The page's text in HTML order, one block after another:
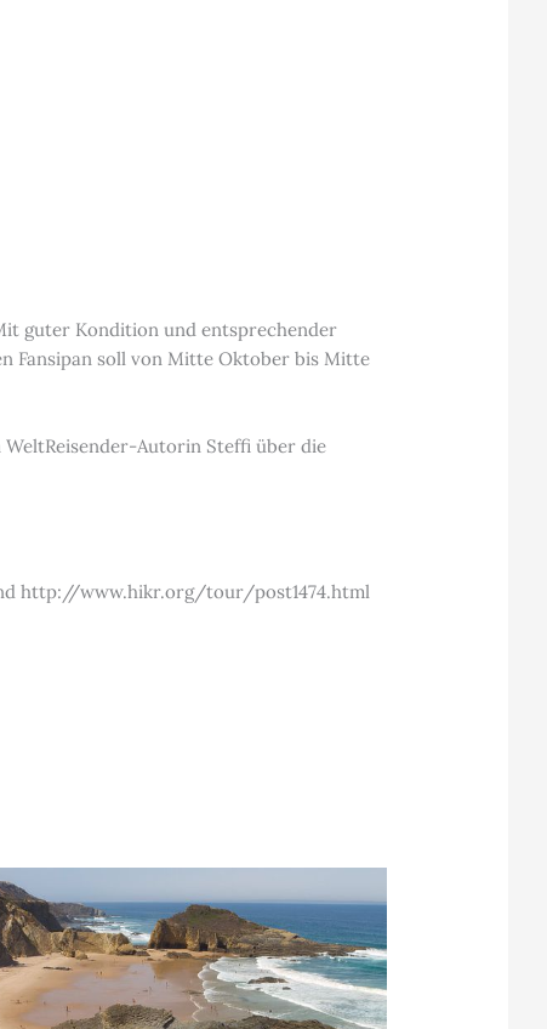
guter Kondition und entsprechender
Fansipan soll von Mitte Oktober bis Mitte
WeltReisender-Autorin Steffi über die
http://www.hikr.org/tour/post1474.html